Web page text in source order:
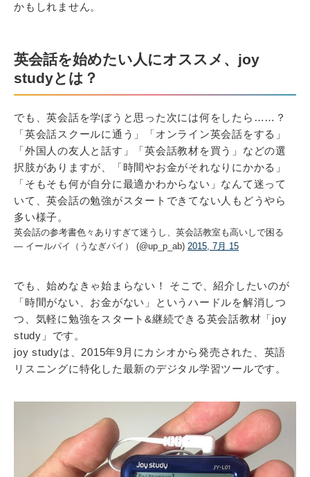
かもしれません。
英会話を始めたい人にオススメ、joy
studyとは？
でも、英会話を学ぼうと思った次には何をしたら……？
「英会話スクールに通う」「オンライン英会話をする」
「外国人の友人と話す」「英会話教材を買う」などの選
択肢がありますが、「時間やお金がそれなりにかかる」
「そもそも何が自分に最適かわからない」なんて迷って
いて、英会話の勉強がスタートできてない人もどうやら
多い様子。
英会話の参考書色々ありすぎて迷うし、英会話教室も高いしで困る
— イールパイ（うなぎパイ） (@up_p_ab) 2015, 7月 15
でも、始めなきゃ始まらない！ そこで、紹介したいのが
「時間がない、お金がない」というハードルを解消しつ
つ、気軽に勉強をスタート&継続できる英会話教材「joy
study」です。
joy studyは、2015年9月にカシオから発売された、英語
リスニングに特化した最新のデジタル学習ツールです。